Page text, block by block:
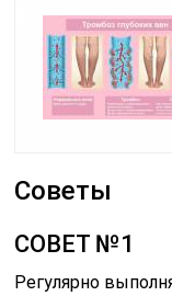
Советы
СОВЕТ №1
Регулярно